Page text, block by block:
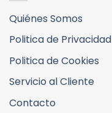
Quiénes Somos
Politica de Privacidad
Politica de Cookies
Servicio al Cliente
Contacto